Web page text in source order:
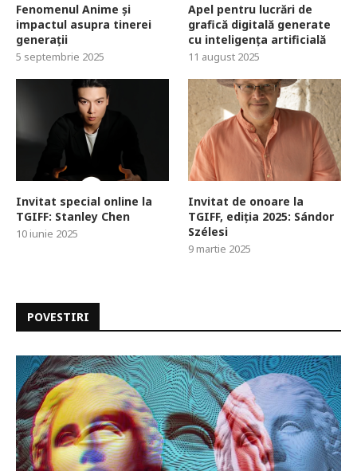
Fenomenul Anime și
impactul asupra tinerei
generații
5 septembrie 2025
Apel pentru lucrări de
grafică digitală generate
cu inteligența artificială
11 august 2025
Invitat special online la
TGIFF: Stanley Chen
10 iunie 2025
Invitat de onoare la
TGIFF, ediția 2025: Sándor
Szélesi
9 martie 2025
POVESTIRI